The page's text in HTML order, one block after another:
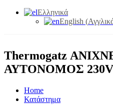
Ελληνικά
English (
Thermogatz
ΑΥΤΟΝΟΜΟΣ 230V
Home
Κατάστημα